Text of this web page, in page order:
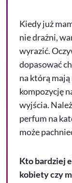
Kiedy już
nie drażni,
wyrazić.
dopasować
na którą mają
kompozycję
wyjścia.
perfum na
może
Kto bardziej
kobiety czy